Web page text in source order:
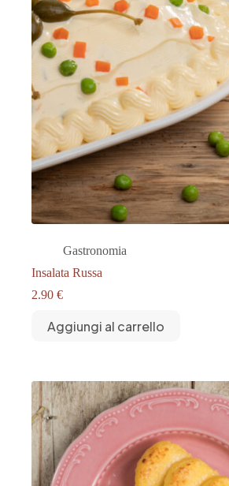
Gastronomia
Insalata Russa
2.90 €
Aggiungi al carrello